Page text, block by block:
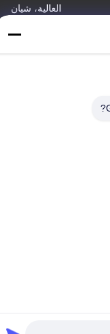
العالية، شيان
86--18740357801